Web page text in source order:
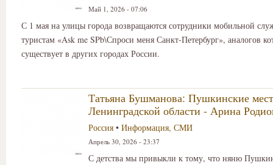
Май 1, 2026 - 07:06
С 1 мая на улицы города возвращаются сотрудники мобильной
туристам «Ask me SPb\Спроси меня Санкт‑Петербург», аналогов
существует в других городах России.
Татьяна Бушманова: Пушкинские
Ленинградской области - Арина
Россия • Информация, СМИ
Апрель 30, 2026 - 23:37
С детства мы привыкли к тому, что няню